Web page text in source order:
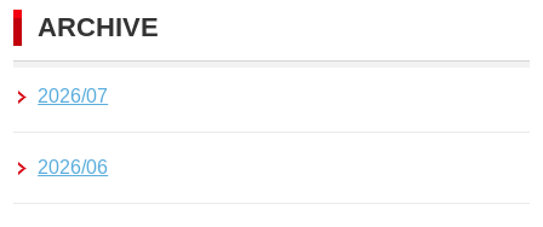
ARCHIVE
2026/07
2026/06